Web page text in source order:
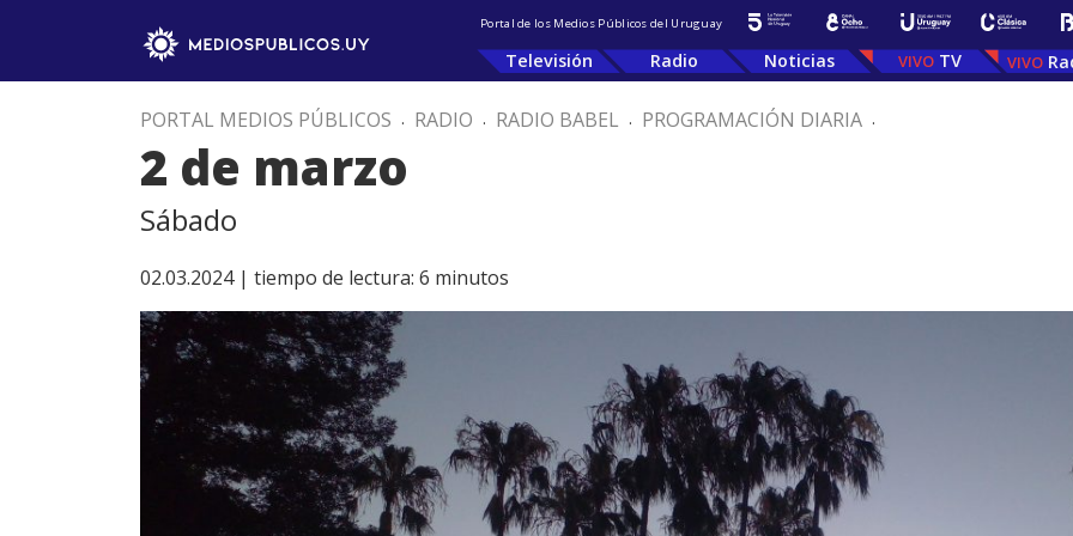
Portal de los Medios Públicos del Uruguay
Televisión Radio Noticias TV
PORTAL MEDIOS PÚBLICOS . RADIO . RADIO BABEL . PROGRAMACIÓN DIARIA .
2 de marzo
Sábado
02.03.2024 | tiempo de lectura: 6 minutos